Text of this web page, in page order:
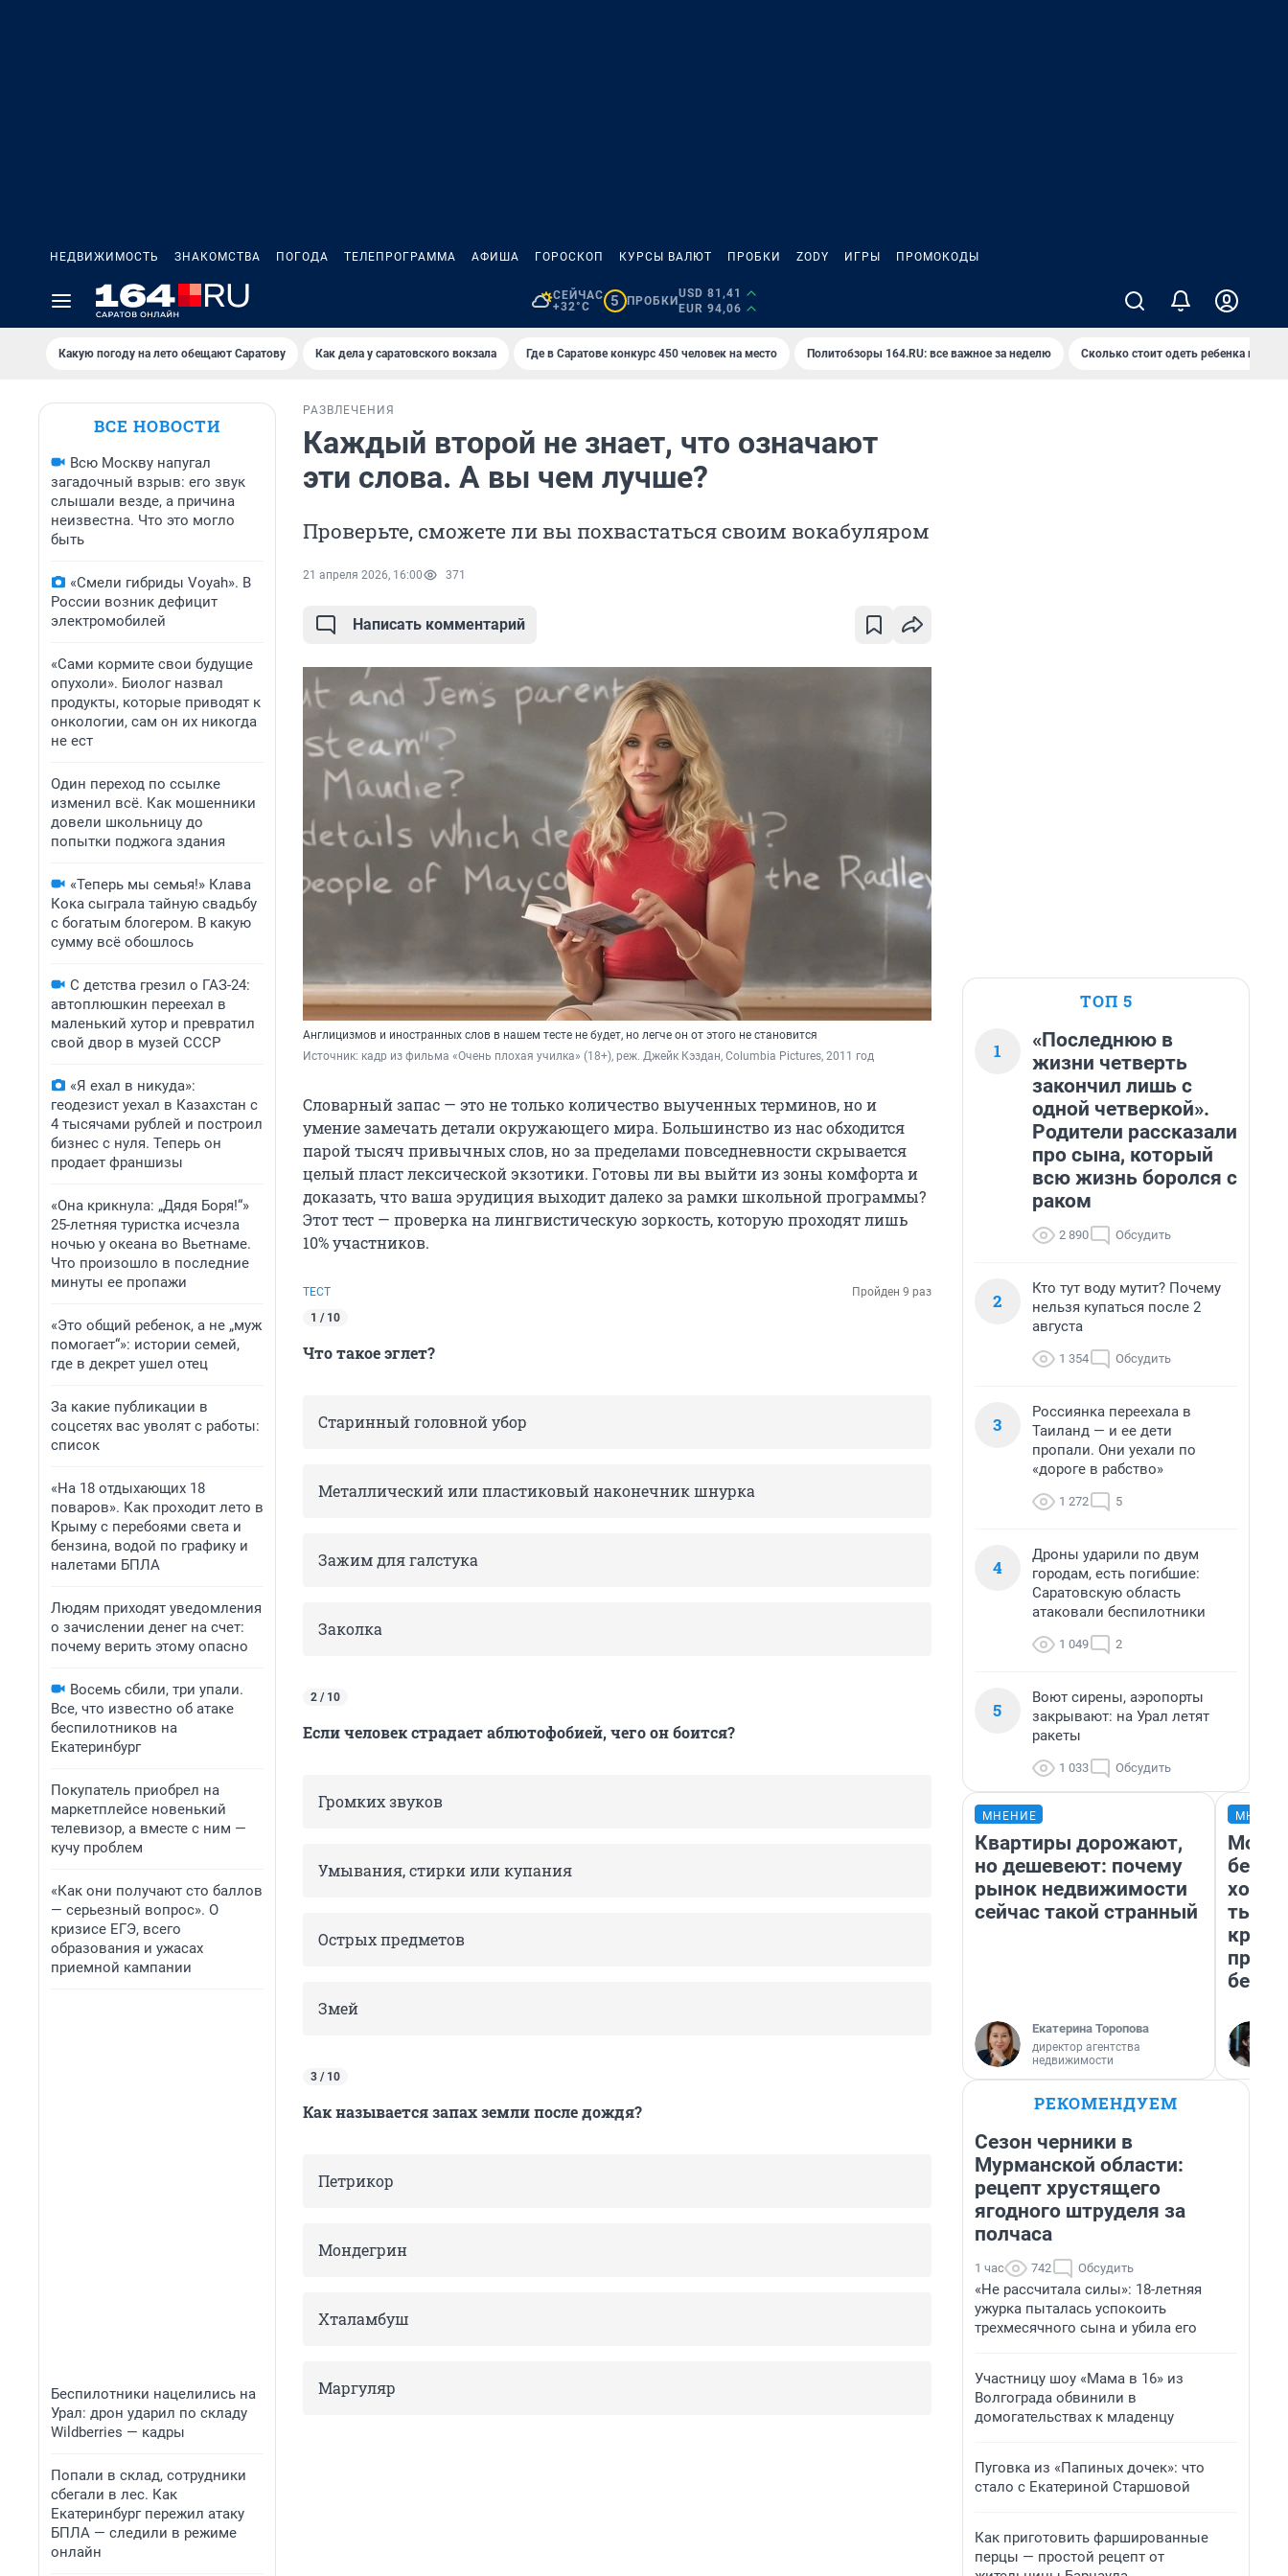
НЕДВИЖИМОСТЬ ЗНАКОМСТВА ПОГОДА ТЕЛЕПРОГРАММА АФИША ГОРОСКОП КУРСЫ ВАЛЮТ ПРОБКИ ZODY ИГРЫ ПРОМОКОДЫ
СЕЙЧАС
+32°C
5 ПРОБКИ
USD 81,41
EUR 94,06
Какую погоду на лето обещают Саратову Как дела у саратовского вокзала Где в Саратове конкурс 450 человек на место Политобзоры 164.RU: все важное за неделю Сколько стоит одеть ребенка на
ВСЕ НОВОСТИ
Всю Москву напугал
загадочный взрыв: его звук
слышали везде, а причина
неизвестна. Что это могло
быть
«Смели гибриды Voyah». В
России возник дефицит
электромобилей
«Сами кормите свои будущие
опухоли». Биолог назвал
продукты, которые приводят к
онкологии, сам он их никогда
не ест
Один переход по ссылке
изменил всё. Как мошенники
довели школьницу до
попытки поджога здания
«Теперь мы семья!» Клава
Кока сыграла тайную свадьбу
с богатым блогером. В какую
сумму всё обошлось
С детства грезил о ГАЗ-24:
автоплюшкин переехал в
маленький хутор и превратил
свой двор в музей СССР
«Я ехал в никуда»:
геодезист уехал в Казахстан с
4 тысячами рублей и построил
бизнес с нуля. Теперь он
продает франшизы
«Она крикнула: „Дядя Боря!“»
25-летняя туристка исчезла
ночью у океана во Вьетнаме.
Что произошло в последние
минуты ее пропажи
«Это общий ребенок, а не „муж
помогает“»: истории семей,
где в декрет ушел отец
За какие публикации в
соцсетях вас уволят с работы:
список
«На 18 отдыхающих 18
поваров». Как проходит лето в
Крыму с перебоями света и
бензина, водой по графику и
налетами БПЛА
Людям приходят уведомления
о зачислении денег на счет:
почему верить этому опасно
Восемь сбили, три упали.
Все, что известно об атаке
беспилотников на
Екатеринбург
Покупатель приобрел на
маркетплейсе новенький
телевизор, а вместе с ним —
кучу проблем
«Как они получают сто баллов
— серьезный вопрос». О
кризисе ЕГЭ, всего
образования и ужасах
приемной кампании
Беспилотники нацелились на
Урал: дрон ударил по складу
Wildberries — кадры
Попали в склад, сотрудники
сбегали в лес. Как
Екатеринбург пережил атаку
БПЛА — следили в режиме
онлайн
РАЗВЛЕЧЕНИЯ
Каждый второй не знает, что означают
эти слова. А вы чем лучше?
Проверьте, сможете ли вы похвастаться своим вокабуляром
21 апреля 2026, 16:00 371
Написать комментарий
Англицизмов и иностранных слов в нашем тесте не будет, но легче он от этого не становится
Источник: кадр из фильма «Очень плохая училка» (18+), реж. Джейк Кэздан, Columbia Pictures, 2011 год
Словарный запас — это не только количество выученных терминов, но и
умение замечать детали окружающего мира. Большинство из нас обходится
парой тысяч привычных слов, но за пределами повседневности скрывается
целый пласт лексической экзотики. Готовы ли вы выйти из зоны комфорта и
доказать, что ваша эрудиция выходит далеко за рамки школьной программы?
Этот тест — проверка на лингвистическую зоркость, которую проходят лишь
10% участников.
ТЕСТ
Пройден 9 раз
1 / 10
Что такое эглет?
Старинный головной убор
Металлический или пластиковый наконечник шнурка
Зажим для галстука
Заколка
2 / 10
Если человек страдает аблютофобией, чего он боится?
Громких звуков
Умывания, стирки или купания
Острых предметов
Змей
3 / 10
Как называется запах земли после дождя?
Петрикор
Мондегрин
Хталамбуш
Маргуляр
ТОП 5
1
«Последнюю в
жизни четверть
закончил лишь с
одной четверкой».
Родители рассказали
про сына, который
всю жизнь боролся с
раком
2 890 Обсудить
2
Кто тут воду мутит? Почему
нельзя купаться после 2
августа
1 354 Обсудить
3
Россиянка переехала в
Таиланд — и ее дети
пропали. Они уехали по
«дороге в рабство»
1 272 5
4
Дроны ударили по двум
городам, есть погибшие:
Саратовскую область
атаковали беспилотники
1 049 2
5
Воют сирены, аэропорты
закрывают: на Урал летят
ракеты
1 033 Обсудить
МНЕНИЕ
Квартиры дорожают,
но дешевеют: почему
рынок недвижимости
сейчас такой странный
Екатерина Торопова
директор агентства
недвижимости
Мой
РЕКОМЕНДУЕМ
Сезон черники в
Мурманской области:
рецепт хрустящего
ягодного штруделя за
полчаса
1 час 742 Обсудить
«Не рассчитала силы»: 18-летняя
ужурка пыталась успокоить
трехмесячного сына и убила его
Участницу шоу «Мама в 16» из
Волгограда обвинили в
домогательствах к младенцу
Пуговка из «Папиных дочек»: что
стало с Екатериной Старшовой
Как приготовить фаршированные
перцы — простой рецепт от